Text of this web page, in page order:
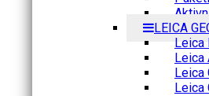
LEICA
Leica
Leica
Leica
Leica